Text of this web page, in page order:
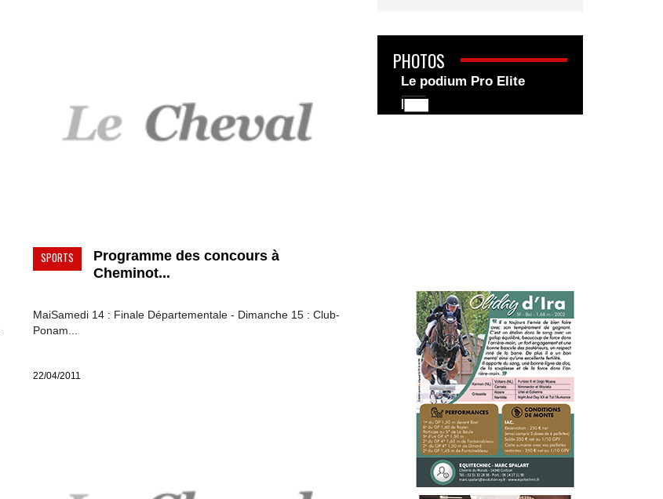
SPORTS
Programme des concours à
Cheminot...
MaiSamedi 14 : Finale Départementale - Dimanche 15 : Club-
Ponam...
22/04/2011
PHOTOS
Le podium Pro Elite